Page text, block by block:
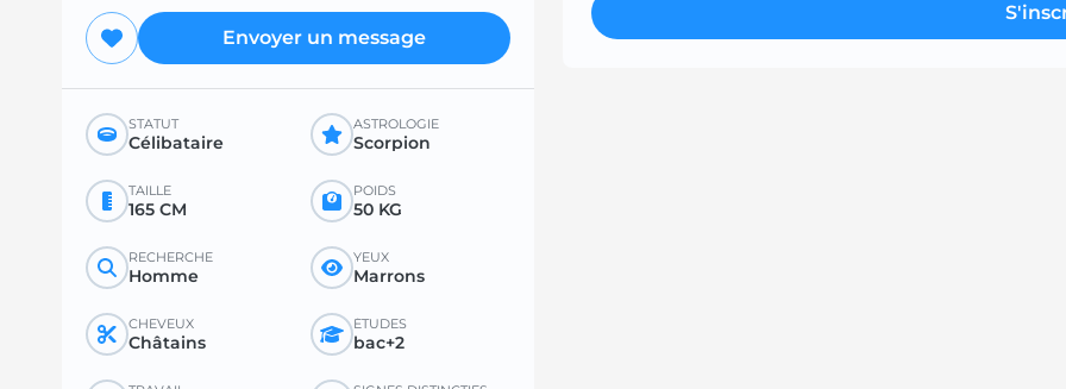
Envoyer un message
STATUT
Célibataire
ASTROLOGIE
Scorpion
TAILLE
165 CM
POIDS
50 KG
RECHERCHE
Homme
YEUX
Marrons
CHEVEUX
Châtains
ÉTUDES
bac+2